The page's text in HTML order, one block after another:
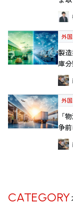
外
製
庫
外
「
争
CATEGORY